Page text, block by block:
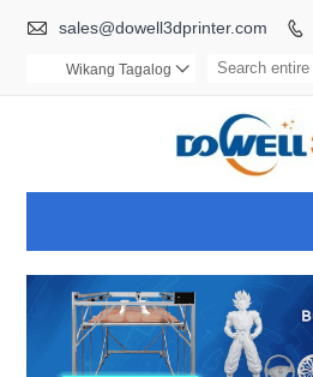
 sales@dowell3dprinter.com 
Wikang Tagalog 